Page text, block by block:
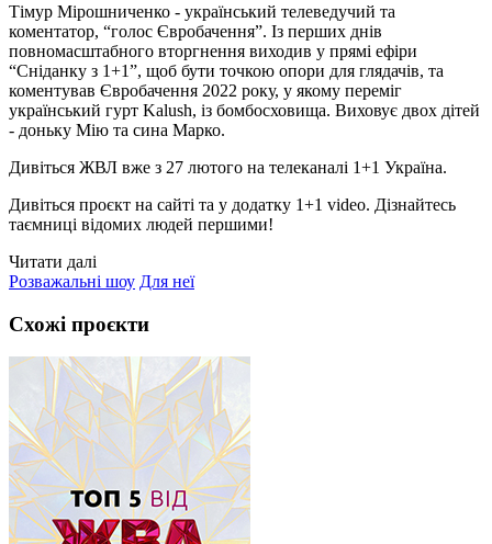
Тімур Мірошниченко - український телеведучий та
коментатор, “голос Євробачення”. Із перших днів
повномасштабного вторгнення виходив у прямі ефіри
“Сніданку з 1+1”, щоб бути точкою опори для глядачів, та
коментував Євробачення 2022 року, у якому переміг
український гурт Kalush, із бомбосховища. Виховує двох дітей
- доньку Мію та сина Марко.
Дивіться ЖВЛ вже з 27 лютого на телеканалі 1+1 Україна.
Дивіться проєкт на сайті та у додатку 1+1 video. Дізнайтесь
таємниці відомих людей першими!
Читати далі
Розважальні шоу Для неї
Схожі проєкти